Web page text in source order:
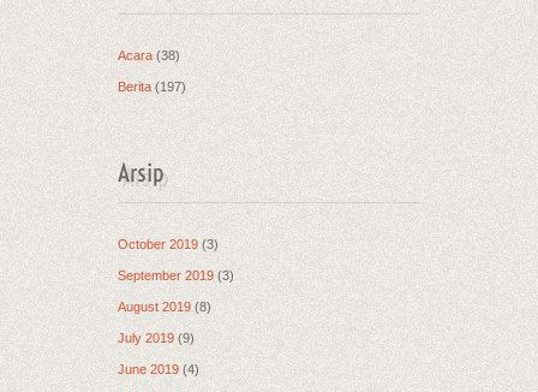
Acara (38)
Berita (197)
Arsip
October 2019 (3)
September 2019 (3)
August 2019 (8)
July 2019 (9)
June 2019 (4)